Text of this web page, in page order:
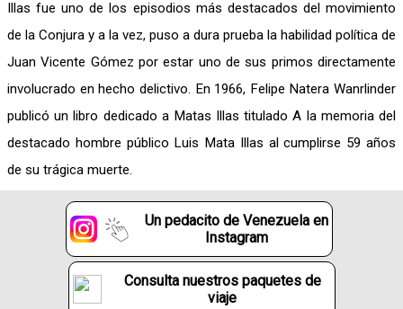
Illas fue uno de los episodios más destacados del movimiento
de la Conjura y a la vez, puso a dura prueba la habilidad política de
Juan Vicente Gómez por estar uno de sus primos directamente
involucrado en hecho delictivo. En 1966, Felipe Natera Wanrlinder
publicó un libro dedicado a Matas Illas titulado A la memoria del
destacado hombre público Luis Mata Illas al cumplirse 59 años
de su trágica muerte.
Un pedacito de Venezuela en
Instagram
Consulta nuestros paquetes de
viaje